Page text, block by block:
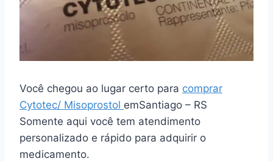
Você chegou ao lugar certo para comprar
Cytotec/ Misoprostol emSantiago – RS
Somente aqui você tem atendimento
personalizado e rápido para adquirir o
medicamento.